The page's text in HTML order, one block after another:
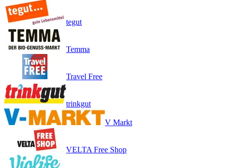
tegut
Temma
Travel Free
trinkgut
V Markt
VELTA Free Shop